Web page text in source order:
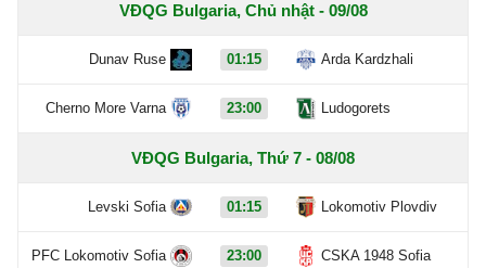
VĐQG Bulgaria, Chủ nhật - 09/08
Dunav Ruse 01:15 Arda Kardzhali
Cherno More Varna 23:00 Ludogorets
VĐQG Bulgaria, Thứ 7 - 08/08
Levski Sofia 01:15 Lokomotiv Plovdiv
PFC Lokomotiv Sofia
23:00 CSKA 1948 Sofia